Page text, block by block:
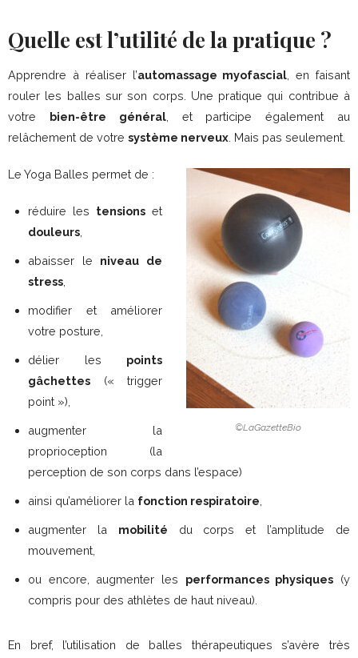
Quelle est l’utilité de la pratique ?
Apprendre à réaliser l’automassage myofascial, en faisant
rouler les balles sur son corps. Une pratique qui contribue à
votre
bien-être général, et participe également au
relâchement de votre système nerveux. Mais pas seulement.
©LaGazetteBio
Le Yoga Balles permet de :
réduire les tensions et
douleurs,
abaisser le niveau de
stress,
modifier et améliorer
votre posture,
délier les points
gâchettes (« trigger
point »),
augmenter la
proprioception (la
perception de son corps dans l’espace)
ainsi qu’améliorer la fonction respiratoire,
augmenter la mobilité du corps et l’amplitude de
mouvement,
ou encore, augmenter les performances physiques (y
compris pour des athlètes de haut niveau).
En bref, l’utilisation de balles thérapeutiques s’avère très